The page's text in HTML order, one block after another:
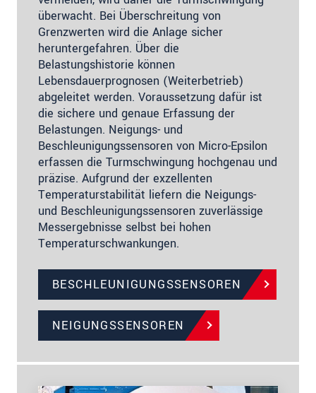
überwacht. Bei Überschreitung von
Grenzwerten wird die Anlage sicher
heruntergefahren. Über die
Belastungshistorie können
Lebensdauerprognosen (Weiterbetrieb)
abgeleitet werden. Voraussetzung dafür ist
die sichere und genaue Erfassung der
Belastungen. Neigungs­- und
Beschleunigungssensoren von Micro­-Epsilon
erfassen die Turmschwingung hochgenau und
präzise. Aufgrund der exzellenten
Temperaturstabilität liefern die Neigungs-
und Beschleunigungssensoren zuverlässige
Messergebnisse selbst bei hohen
Temperaturschwankungen.
BESCHLEUNIGUNGSSENSOREN
NEIGUNGSSENSOREN